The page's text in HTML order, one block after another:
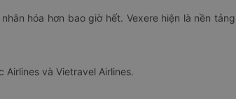
hóa hơn bao giờ hết. Vexere hiện là nền tảng
Airlines và Vietravel Airlines.